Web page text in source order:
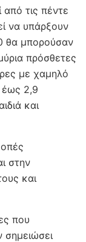
τις πέντε
να υπάρξουν
θα μπορούσαν
πρόσθετες
με χαμηλό
έως 2,9
και
στην
και
που
σημειώσει